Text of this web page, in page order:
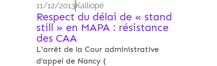
11/12/2013Kalliopé
Respect du délai de « stand
still » en MAPA : résistance
des CAA
L'arrêt de la Cour administrative
d’appel de Nancy (